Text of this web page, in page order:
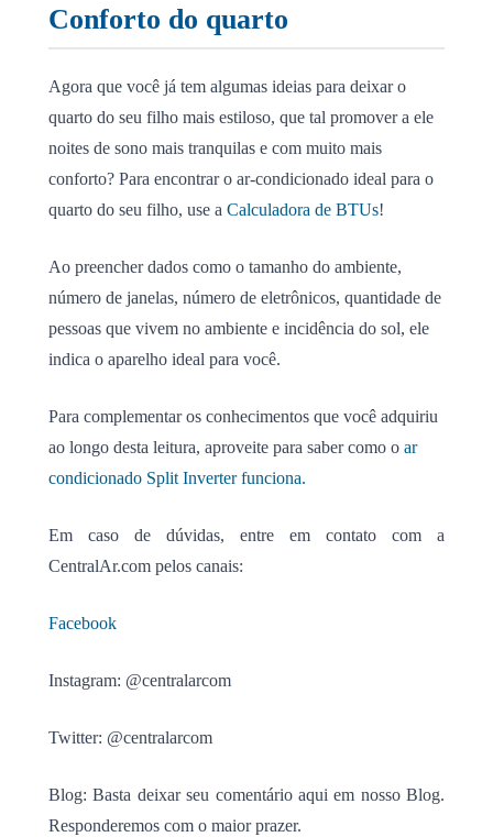
Conforto do quarto
Agora que você já tem algumas ideias para deixar o
quarto do seu filho mais estiloso, que tal promover a ele
noites de sono mais tranquilas e com muito mais
conforto? Para encontrar o ar-condicionado ideal para o
quarto do seu filho, use a Calculadora de BTUs!
Ao preencher dados como o tamanho do ambiente,
número de janelas, número de eletrônicos, quantidade de
pessoas que vivem no ambiente e incidência do sol, ele
indica o aparelho ideal para você.
Para complementar os conhecimentos que você adquiriu
ao longo desta leitura, aproveite para saber como o ar
condicionado Split Inverter funciona.
Em caso de dúvidas, entre em contato com a
CentralAr.com pelos canais:
Facebook
Instagram: @centralarcom
Twitter: @centralarcom
Blog: Basta deixar seu comentário aqui em nosso Blog.
Responderemos com o maior prazer.